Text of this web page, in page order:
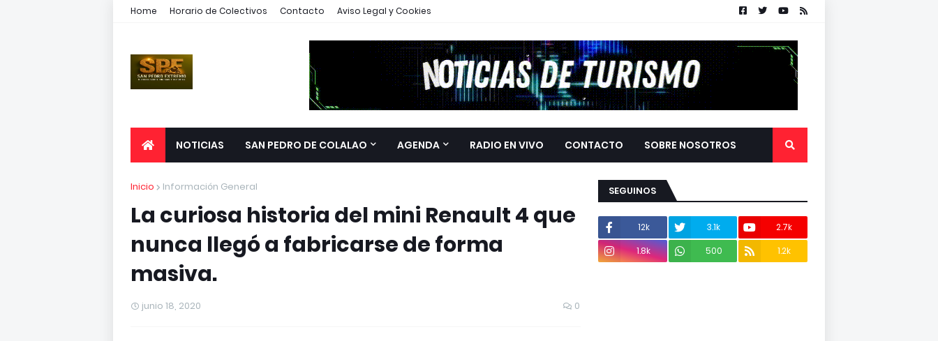
Home Horario de Colectivos Contacto Aviso Legal y Cookies
NOTICIAS SAN PEDRO DE COLALAO AGENDA RADIO EN VIVO CONTACTO SOBRE NOSOTROS
Inicio Información General
La curiosa historia del mini Renault 4 que
nunca llegó a fabricarse de forma
masiva.
junio 18, 2020 0
SEGUINOS
12k 3.1k
2.7k
1.8k
500 1.2k